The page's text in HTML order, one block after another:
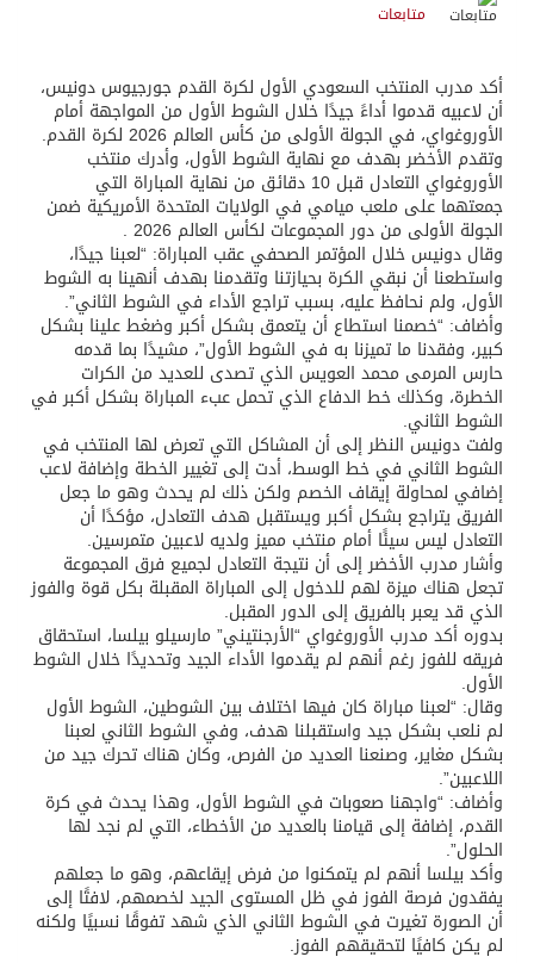
متابعات
أكد مدرب المنتخب السعودي الأول لكرة القدم جورجيوس دونيس،
أن لاعبيه قدموا أداءً جيدًا خلال الشوط الأول من المواجهة أمام
الأوروغواي، في الجولة الأولى من كأس العالم 2026 لكرة القدم.
وتقدم الأخضر بهدف مع نهاية الشوط الأول، وأدرك منتخب
الأوروغواي التعادل قبل 10 دقائق من نهاية المباراة التي
جمعتهما على ملعب ميامي في الولايات المتحدة الأمريكية ضمن
الجولة الأولى من دور المجموعات لكأس العالم 2026 .
وقال دونيس خلال المؤتمر الصحفي عقب المباراة: “لعبنا جيدًا،
واستطعنا أن نبقي الكرة بحيازتنا وتقدمنا بهدف أنهينا به الشوط
الأول، ولم نحافظ عليه، بسبب تراجع الأداء في الشوط الثاني”.
وأضاف: “خصمنا استطاع أن يتعمق بشكل أكبر وضغط علينا بشكل
كبير، وفقدنا ما تميزنا به في الشوط الأول”، مشيدًا بما قدمه
حارس المرمى محمد العويس الذي تصدى للعديد من الكرات
الخطرة، وكذلك خط الدفاع الذي تحمل عبء المباراة بشكل أكبر في
الشوط الثاني.
ولفت دونيس النظر إلى أن المشاكل التي تعرض لها المنتخب في
الشوط الثاني في خط الوسط، أدت إلى تغيير الخطة وإضافة لاعب
إضافي لمحاولة إيقاف الخصم ولكن ذلك لم يحدث وهو ما جعل
الفريق يتراجع بشكل أكبر ويستقبل هدف التعادل، مؤكدًا أن
التعادل ليس سيئًا أمام منتخب مميز ولديه لاعبين متمرسين.
وأشار مدرب الأخضر إلى أن نتيجة التعادل لجميع فرق المجموعة
تجعل هناك ميزة لهم للدخول إلى المباراة المقبلة بكل قوة والفوز
الذي قد يعبر بالفريق إلى الدور المقبل.
بدوره أكد مدرب الأوروغواي “الأرجنتيني” مارسيلو بيلسا، استحقاق
فريقه للفوز رغم أنهم لم يقدموا الأداء الجيد وتحديدًا خلال الشوط
الأول.
وقال: “لعبنا مباراة كان فيها اختلاف بين الشوطين، الشوط الأول
لم نلعب بشكل جيد واستقبلنا هدف، وفي الشوط الثاني لعبنا
بشكل مغاير، وصنعنا العديد من الفرص، وكان هناك تحرك جيد من
اللاعبين”.
وأضاف: “واجهنا صعوبات في الشوط الأول، وهذا يحدث في كرة
القدم، إضافة إلى قيامنا بالعديد من الأخطاء، التي لم نجد لها
الحلول”.
وأكد بيلسا أنهم لم يتمكنوا من فرض إيقاعهم، وهو ما جعلهم
يفقدون فرصة الفوز في ظل المستوى الجيد لخصمهم، لافتًا إلى
أن الصورة تغيرت في الشوط الثاني الذي شهد تفوقًا نسبيًا ولكنه
لم يكن كافيًا لتحقيقهم الفوز.